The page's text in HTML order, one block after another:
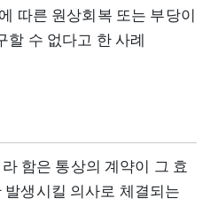
따른 원상회복 또는 부당이
할 수 없다고 한 사례
함은 통상의 계약이 그 효
생시킬 의사로 체결되는